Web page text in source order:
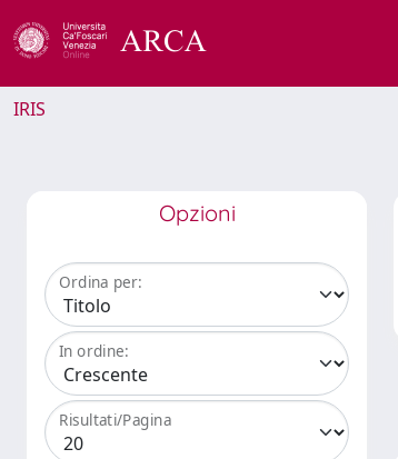
IRIS
Opzioni
Ordina per:
In ordine:
Risultati/Pagina